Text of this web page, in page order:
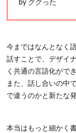
by ググった
今まではなんとなく
話すことで、デザイ
く共通の言語化がで
また、話し合いの中
で違うのかと新たな
本当はもっと細かく